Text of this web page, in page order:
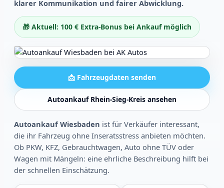
klarer Kommunikation und fairer Abwicklung.
🎁 Aktuell: 100 € Extra-Bonus bei Ankauf möglich
📩 Fahrzeugdaten senden
Autoankauf Rhein-Sieg-Kreis ansehen
Autoankauf Wiesbaden ist für Verkäufer interessant,
die ihr Fahrzeug ohne Inseratsstress anbieten möchten.
Ob PKW, KFZ, Gebrauchtwagen, Auto ohne TÜV oder
Wagen mit Mängeln: eine ehrliche Beschreibung hilft bei
der schnellen Einschätzung.